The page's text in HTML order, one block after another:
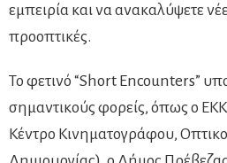
εμπειρία και να ανακαλύψετε
προοπτικές.
Το φετινό “Short Encounters”
σημαντικούς φορείς, όπως ο
Κέντρο Κινηματογράφου,